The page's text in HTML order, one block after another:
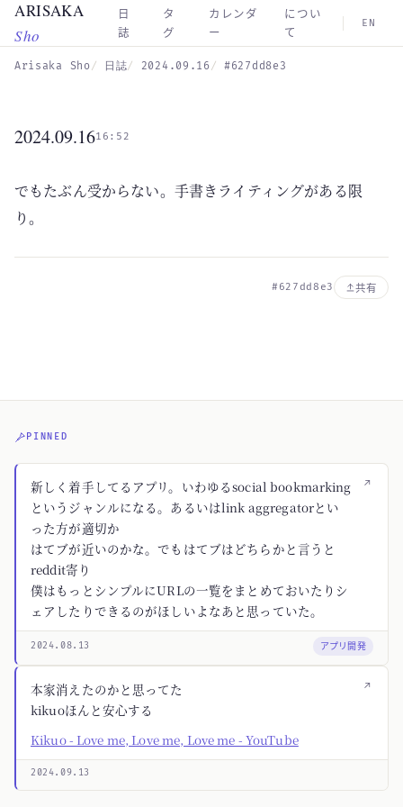
Skip to main content
ARISAKA
Sho
日
誌
タ
グ
カレンダ
ー
につい
て
EN
Arisaka Sho 日誌 2024.09.16 #627dd8e3
2024.09.1616:52
でもたぶん受からない。手書きライティングがある限
り。
#627dd8e3 共有
PINNED
↗
新しく着手してるアプリ。いわゆるsocial bookmarking
というジャンルになる。あるいはlink aggregatorとい
った方が適切か
はてブが近いのかな。でもはてブはどちらかと言うと
reddit寄り
僕はもっとシンプルにURLの一覧をまとめておいたりシ
ェアしたりできるのがほしいよなあと思っていた。
2024.08.13 アプリ開発
↗
本家消えたのかと思ってた
kikuoほんと安心する
Kikuo - Love me, Love me, Love me - YouTube
2024.09.13